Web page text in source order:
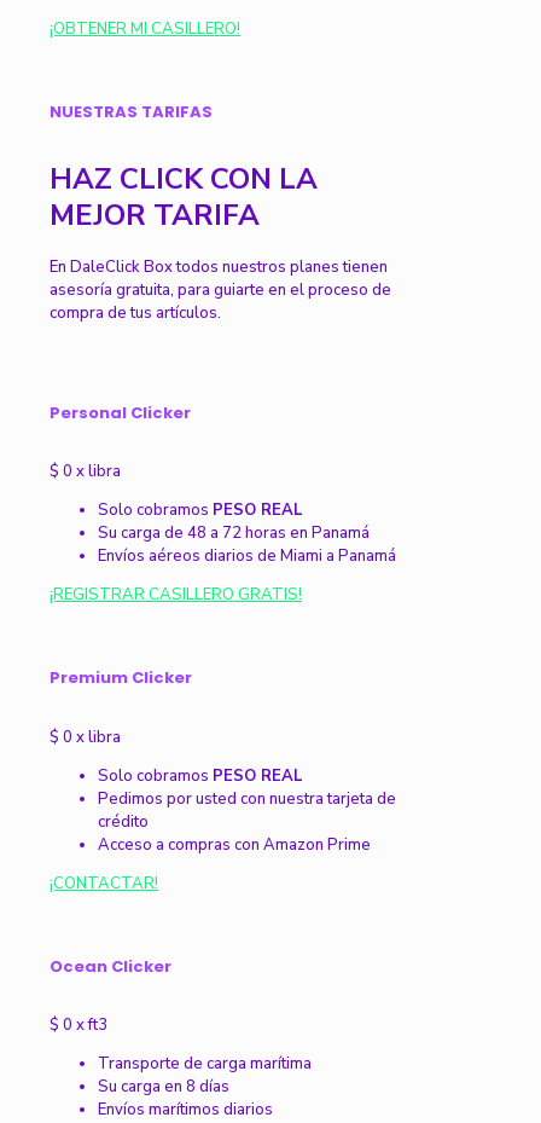
¡OBTENER MI CASILLERO!
NUESTRAS TARIFAS
HAZ CLICK CON LA
MEJOR TARIFA
En DaleClick Box todos nuestros planes tienen
asesoría gratuita, para guiarte en el proceso de
compra de tus artículos.
Personal Clicker
$ 0 x libra
Solo cobramos PESO REAL
Su carga de 48 a 72 horas en Panamá
Envíos aéreos diarios de Miami a Panamá
¡REGISTRAR CASILLERO GRATIS!
Premium Clicker
$ 0 x libra
Solo cobramos PESO REAL
Pedimos por usted con nuestra tarjeta de
crédito
Acceso a compras con Amazon Prime
¡CONTACTAR!
Ocean Clicker
$ 0 x ft3
Transporte de carga marítima
Su carga en 8 días
Envíos marítimos diarios